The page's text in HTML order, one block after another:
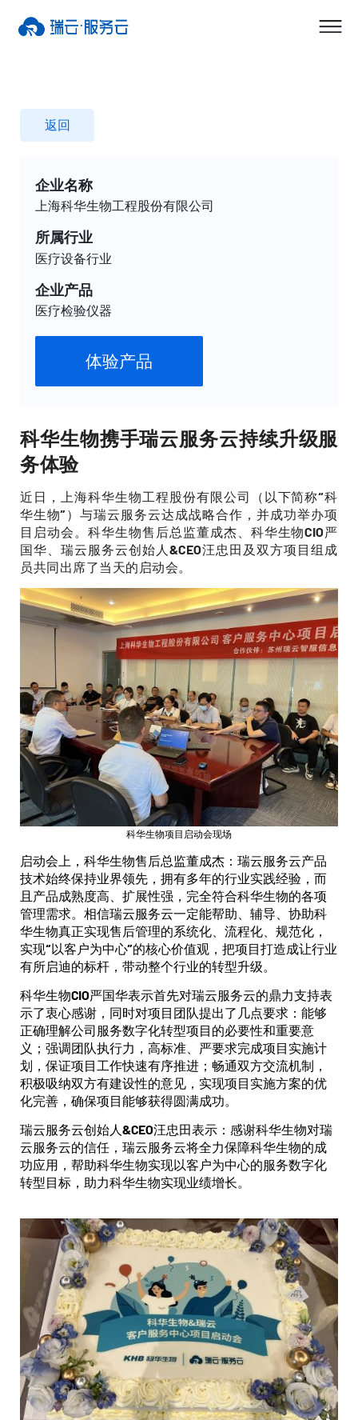
返回
企业名称
上海科华生物工程股份有限公司
所属行业
医疗设备行业
企业产品
医疗检验仪器
体验产品
科华生物携手瑞云服务云持续升级服
务体验
近日，上海科华生物工程股份有限公司（以下简称“科
华生物”）与瑞云服务云达成战略合作，并成功举办项
目启动会。科华生物售后总监董成杰、科华生物CIO严
国华、瑞云服务云创始人&CEO汪忠田及双方项目组成
员共同出席了当天的启动会。
科华生物项目启动会现场
启动会上，科华生物售后总监董成杰：瑞云服务云产品
技术始终保持业界领先，拥有多年的行业实践经验，而
且产品成熟度高、扩展性强，完全符合科华生物的各项
管理需求。相信瑞云服务云一定能帮助、辅导、协助科
华生物真正实现售后管理的系统化、流程化、规范化，
实现“以客户为中心”的核心价值观，把项目打造成让行业
有所启迪的标杆，带动整个行业的转型升级。
科华生物CIO严国华表示首先对瑞云服务云的鼎力支持表
示了衷心感谢，同时对项目团队提出了几点要求：能够
正确理解公司服务数字化转型项目的必要性和重要意
义；强调团队执行力，高标准、严要求完成项目实施计
划，保证项目工作快速有序推进；畅通双方交流机制，
积极吸纳双方有建设性的意见，实现项目实施方案的优
化完善，确保项目能够获得圆满成功。
瑞云服务云创始人&CEO汪忠田表示：感谢科华生物对瑞
云服务云的信任，瑞云服务云将全力保障科华生物的成
功应用，帮助科华生物实现以客户为中心的服务数字化
转型目标，助力科华生物实现业绩增长。